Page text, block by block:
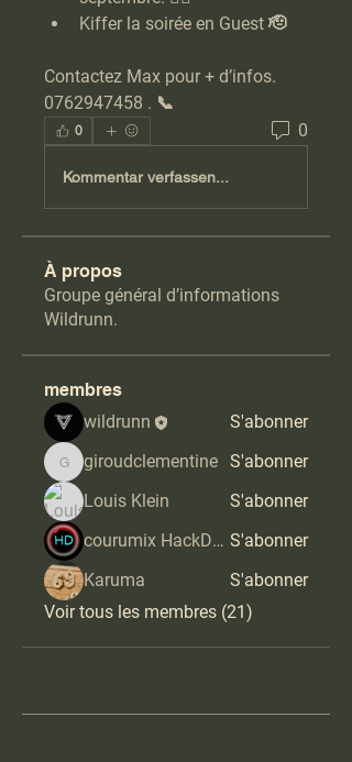
Kiffer la soirée en Guest 🫡
Contactez Max pour + d’infos.
0762947458 . 📞
0 0
Kommentar verfassen...
À propos
Groupe général d’informations
Wildrunn.
membres
wildrunn
S'abonner
giroudclementine
giroudclementine S'abonner
Louis Klein
S'abonner
courumix HackDoros S'abonner
Karuma
S'abonner
Voir tous les membres (21)